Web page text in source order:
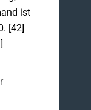
ist
[42]